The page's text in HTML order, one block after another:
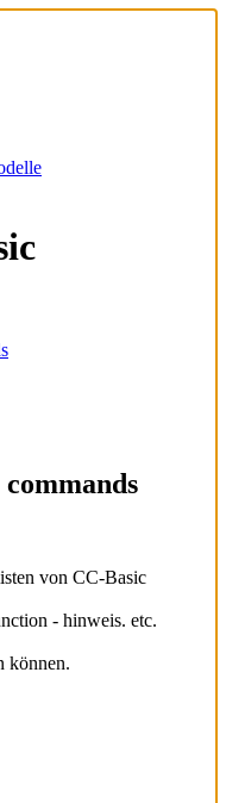
von CC-Basic
- hinweis. etc.
können.